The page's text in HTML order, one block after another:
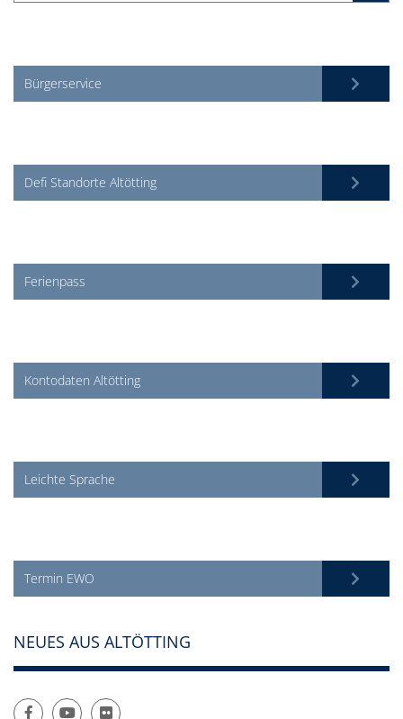
Bürgerservice
Defi Standorte Altötting
Ferienpass
Kontodaten Altötting
Leichte Sprache
Termin EWO
NEUES AUS ALTÖTTING